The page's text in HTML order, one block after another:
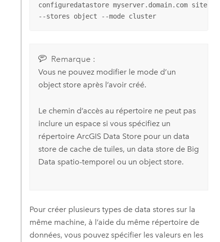
configuredatastore myserver.domain.com
--stores object --mode cluster
Remarque :
Vous ne pouvez modifier le mode d’un
object store après l’avoir créé.
Le chemin d’accès au répertoire ne peut pas
inclure un espace si vous spécifiez un
répertoire ArcGIS Data Storepour un data
store de cache de tuiles, un data store de Big
Data spatio-temporel ou un object store.
Pour créer plusieurs types de data stores sur la
même machine, à l’aide du même répertoire de
données, vous pouvez spécifier les valeurs en les